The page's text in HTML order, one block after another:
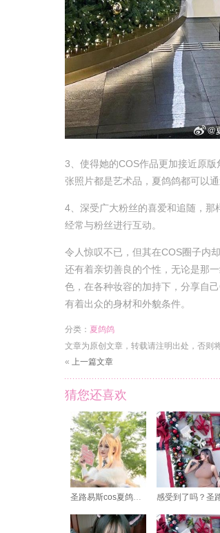
3、使得她的COS作品更加接近原
张照片都是艺术品，夏鸽鸽都可以
4、深受广大粉丝的喜爱和追随，那
经常与粉丝进行互动。
令人惊叹不已，但其在COS圈子内
还有着亲切善良的个性，无论是那
色，在各种妆容的加持下，分享自
有着出众的身材和外貌条件。
分类： 夏鸽鸽
文章为原创文章，转载请注明出处，否则
« 上一篇文章
猜您还喜欢
圣路易斯cos夏鸽鸽的自拍show！让你看到coser的日常